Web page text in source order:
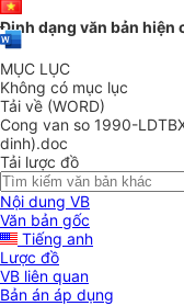
Định dạng văn bản hiện
MỤC LỤC
Không có mục lục
Tải về (WORD)
Cong van so 1990-
dinh).doc
Tải lược đồ
Nội dung VB
Văn bản gốc
Tiếng anh
Lược đồ
VB liên quan
Bản án áp dụng